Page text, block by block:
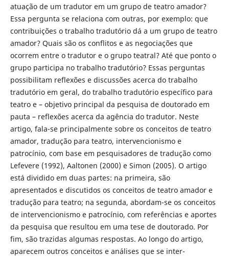
atuação de um tradutor em um grupo de teatro amador?
Essa pergunta se relaciona com outras, por exemplo: que
contribuições o trabalho tradutório dá a um grupo de teatro
amador? Quais são os conflitos e as negociações que
ocorrem entre o tradutor e o grupo teatral? Até que ponto o
grupo participa no trabalho tradutório? Essas perguntas
possibilitam reflexões e discussões acerca do trabalho
tradutório em geral, do trabalho tradutório específico para
teatro e – objetivo principal da pesquisa de doutorado em
pauta – reflexões acerca da agência do tradutor. Neste
artigo, fala-se principalmente sobre os conceitos de teatro
amador, tradução para teatro, intervencionismo e
patrocínio, com base em pesquisadores de tradução como
Lefevere (1992), Aaltonen (2000) e Simon (2005). O artigo
está dividido em duas partes: na primeira, são
apresentados e discutidos os conceitos de teatro amador e
tradução para teatro; na segunda, abordam-se os conceitos
de intervencionismo e patrocínio, com referências e aportes
da pesquisa que resultou em uma tese de doutorado. Por
fim, são trazidas algumas respostas. Ao longo do artigo,
aparecem outros conceitos e análises que se inter-